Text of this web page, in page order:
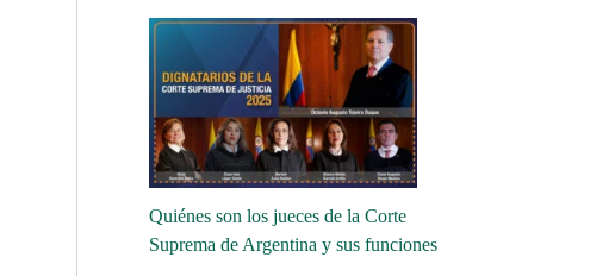
Quiénes son los jueces de la Corte
Suprema de Argentina y sus funciones